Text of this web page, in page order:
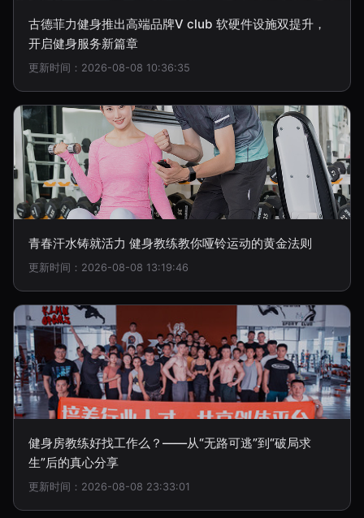
古德菲力健身推出高端品牌V club 软硬件设施双提升，
开启健身服务新篇章
更新时间：2026-08-08 10:36:35
青春汗水铸就活力 健身教练教你哑铃运动的黄金法则
更新时间：2026-08-08 13:19:46
健身房教练好找工作么？——从“无路可逃”到“破局求
生”后的真心分享
更新时间：2026-08-08 23:33:01